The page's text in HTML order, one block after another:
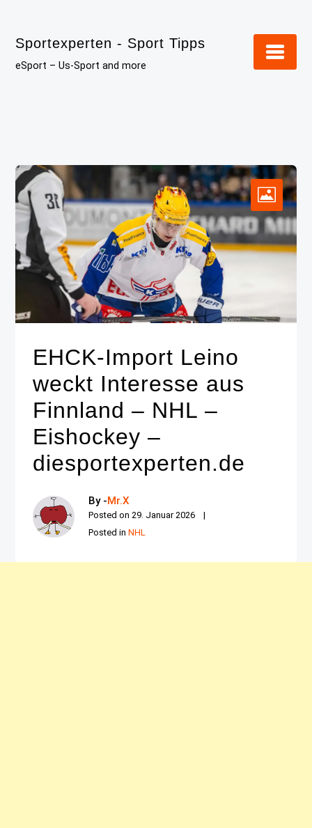
content
Sportexperten - Sport Tipps
eSport – Us-Sport and more
EHCK-Import Leino
weckt Interesse aus
Finnland – NHL –
Eishockey –
diesportexperten.de
By -Mr.X
Posted on29. Januar 2026
Posted inNHL